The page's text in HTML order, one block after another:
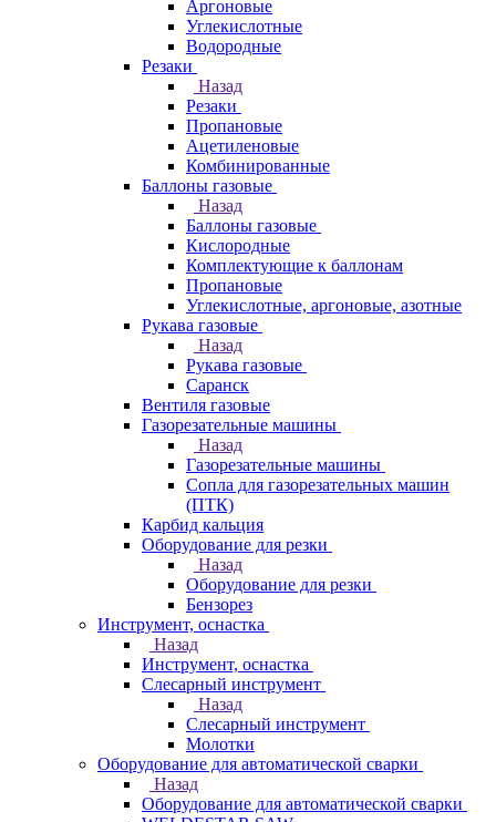
Аргоновые
Углекислотные
Водородные
Резаки
Назад
Резаки
Пропановые
Ацетиленовые
Комбинированные
Баллоны газовые
Назад
Баллоны газовые
Кислородные
Комплектующие к баллонам
Пропановые
Углекислотные, аргоновые, азотные
Рукава газовые
Назад
Рукава газовые
Саранск
Вентиля газовые
Газорезательные машины
Назад
Газорезательные машины
Сопла для газорезательных машин
(ПТК)
Карбид кальция
Оборудование для резки
Назад
Оборудование для резки
Бензорез
Инструмент, оснастка
Назад
Инструмент, оснастка
Слесарный инструмент
Назад
Слесарный инструмент
Молотки
Оборудование для автоматической сварки
Назад
Оборудование для автоматической сварки